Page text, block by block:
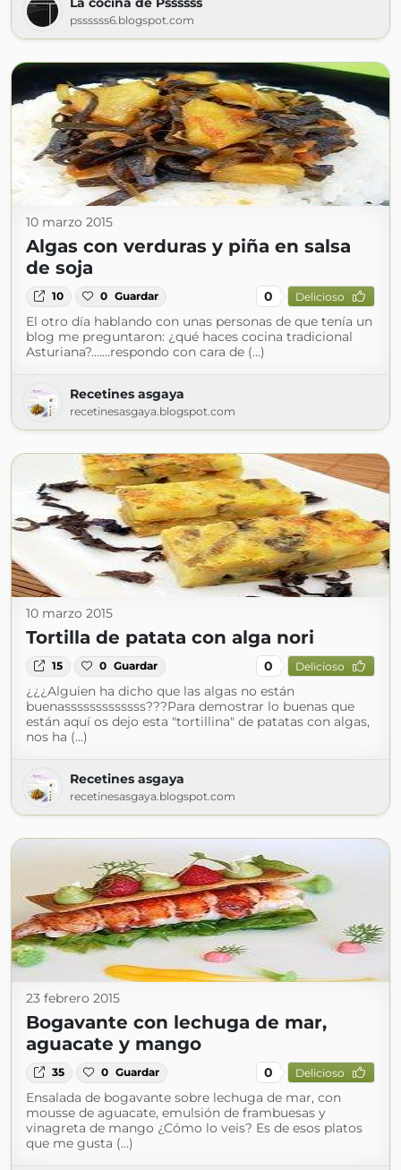
pssssss6.blogspot.com
10 marzo 2015
Algas con verduras y piña en salsa
de soja
10 0 Guardar 0 Delicioso
El otro día hablando con unas personas de que tenía un
blog me preguntaron: ¿qué haces cocina tradicional
Asturiana?.......respondo con cara de (...)
Recetines asgaya
recetinesasgaya.blogspot.com
10 marzo 2015
Tortilla de patata con alga nori
15 0 Guardar 0 Delicioso
¿¿¿Alguien ha dicho que las algas no están
buenasssssssssssss???Para demostrar lo buenas que
están aquí os dejo esta "tortillina" de patatas con algas,
nos ha (...)
Recetines asgaya
recetinesasgaya.blogspot.com
23 febrero 2015
Bogavante con lechuga de mar,
aguacate y mango
35 0 Guardar 0 Delicioso
Ensalada de bogavante sobre lechuga de mar, con
mousse de aguacate, emulsión de frambuesas y
vinagreta de mango ¿Cómo lo veis? Es de esos platos
que me gusta (...)